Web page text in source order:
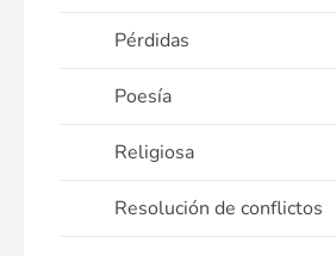
Pérdidas
Poesía
Religiosa
Resolución de conflictos